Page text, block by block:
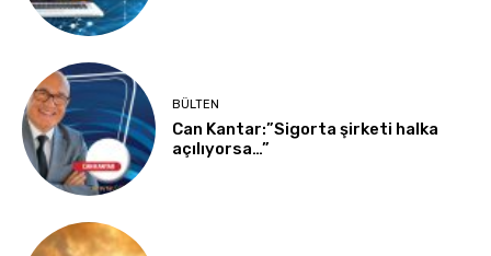
BÜLTEN
Can Kantar:”Sigorta şirketi halka
açılıyorsa…”